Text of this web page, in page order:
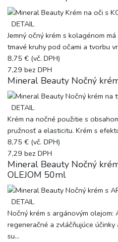
DETAIL
Jemný očný krém s kolagénom
tmavé kruhy pod očami a tvorbu
8,75 € (vč. DPH)
7,29 bez DPH
Mineral Beauty Nočný
DETAIL
Krém na nočné použitie s
pružnosť a elasticitu. Krém s
8,75 € (vč. DPH)
7,29 bez DPH
Mineral Beauty Nočný
OLEJOM 50ml
DETAIL
Nočný krém s argánovým olejom:
regeneračné a zvláčňujúce
su...